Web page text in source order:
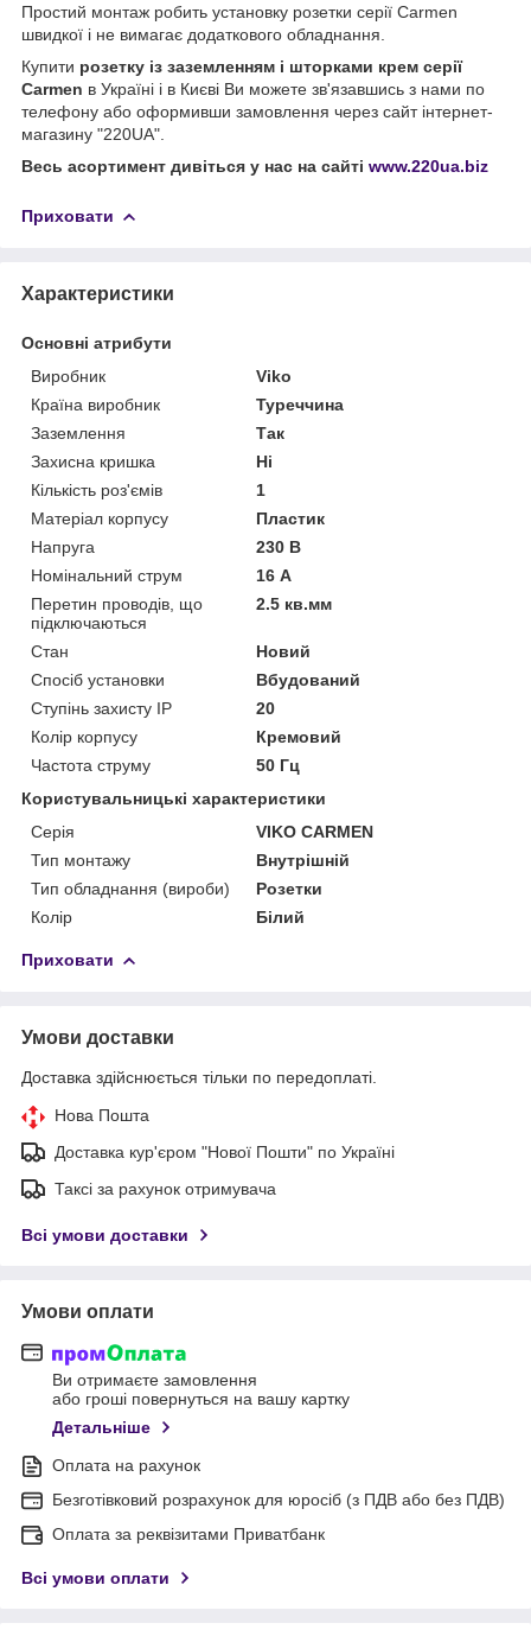
Простий монтаж робить установку розетки серії Carmen
швидкої і не вимагає додаткового обладнання.
Купити розетку із заземленням і шторками крем серії
Carmen в Україні і в Києві Ви можете зв'язавшись з нами по
телефону або оформивши замовлення через сайт інтернет-
магазину "220UA".
Весь асортимент дивіться у нас на сайті www.220ua.biz
Приховати
Характеристики
Основні атрибути
Виробник
Viko
Країна виробник
Туреччина
Заземлення
Так
Захисна кришка
Ні
Кількість роз'ємів
1
Матеріал корпусу
Пластик
Напруга
230 В
Номінальний струм
16 А
Перетин проводів, що
підключаються
2.5 кв.мм
Стан
Новий
Спосіб установки
Вбудований
Ступінь захисту IP
20
Колір корпусу
Кремовий
Частота струму
50 Гц
Користувальницькі характеристики
Серія
VIKO CARMEN
Тип монтажу
Внутрішній
Тип обладнання (вироби)
Розетки
Колір
Білий
Приховати
Умови доставки
Доставка здійснюється тільки по передоплаті.
Нова Пошта
Доставка кур'єром "Нової Пошти" по Україні
Таксі за рахунок отримувача
Всі умови доставки
Умови оплати
Ви отримаєте замовлення
або гроші повернуться на вашу картку
Детальніше
Оплата на рахунок
Безготівковий розрахунок для юросіб (з ПДВ або без ПДВ)
Оплата за реквізитами Приватбанк
Всі умови оплати